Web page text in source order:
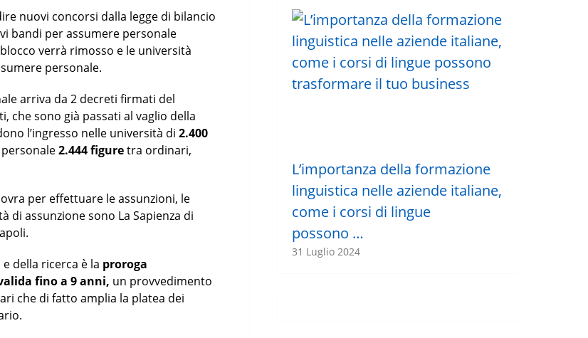
nuovi concorsi dalla legge di bilancio
bandi per assumere personale
verrà rimosso e le università
personale.
arriva da 2 decreti firmati del
che sono già passati al vaglio della
l’ingresso nelle università di 2.400
2.444 figuretra ordinari,
per effettuare le assunzioni, le
di assunzione sono La Sapienza di
della ricerca è la proroga
fino a 9 anni, un provvedimento
che di fatto amplia la platea dei
L’importanza della formazione
linguistica nelle aziende italiane,
come i corsi di lingue
possono …
31 Luglio 2024